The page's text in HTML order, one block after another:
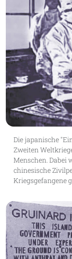
Die japanische
Zweiten
Menschen. Dabei
chinesische
Kriegsgefangene